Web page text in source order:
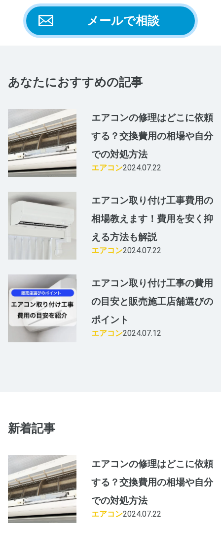
メールで相談
あなたにおすすめの記事
エアコンの修理はどこに依頼
する？交換費用の相場や自分
での対処方法
エアコン2024.07.22
エアコン取り付け工事費用の
相場教えます！費用を安く抑
える方法も解説
エアコン2024.07.22
エアコン取り付け工事の費用
の目安と販売施工店舗選びの
ポイント
エアコン2024.07.12
新着記事
エアコンの修理はどこに依頼
する？交換費用の相場や自分
での対処方法
エアコン2024.07.22